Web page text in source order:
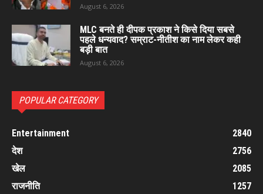
August 6, 2026
MLC बनते ही दीपक प्रकाश ने किसे दिया सबसे
पहले धन्यवाद? सम्राट-नीतीश का नाम लेकर कही
बड़ी बात
August 6, 2026
POPULAR CATEGORY
Entertainment
2840
देश
2756
खेल
2085
राजनीति
1257